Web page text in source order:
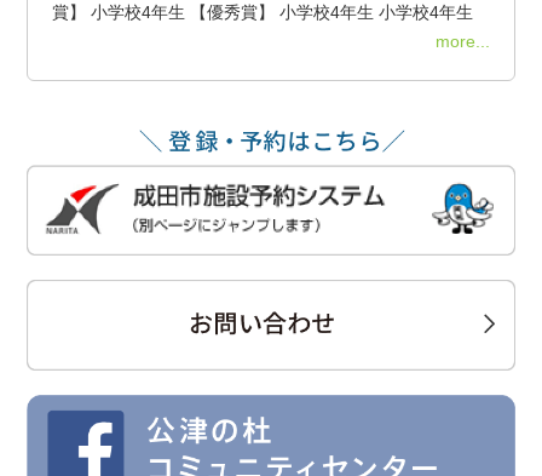
賞】 小学校4年生 【優秀賞】 小学校4年生 小学校4年生
more...